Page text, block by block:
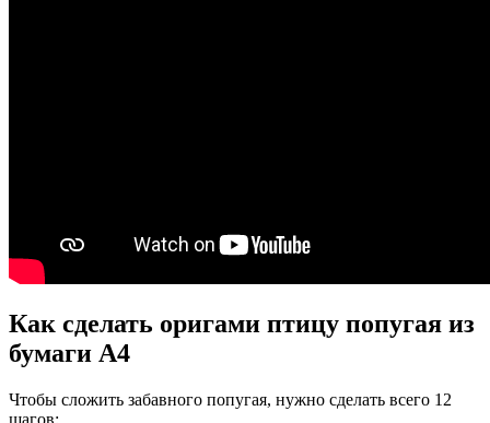
Как сделать оригами птицу попугая из
бумаги А4
Чтобы сложить забавного попугая, нужно сделать всего 12